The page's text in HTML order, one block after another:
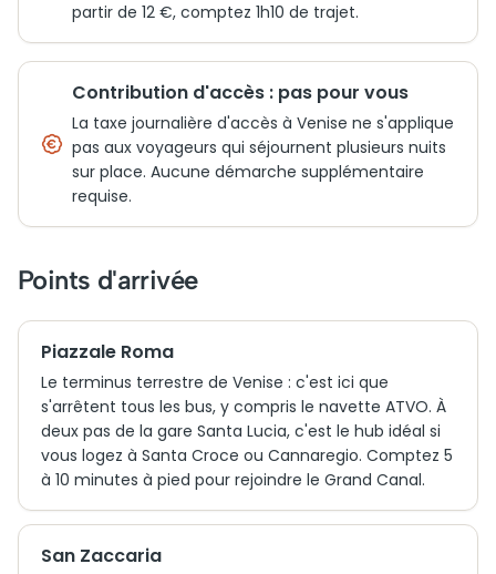
partir de 12 €, comptez 1h10 de trajet.
Contribution d'accès : pas pour vous
La taxe journalière d'accès à Venise ne s'applique
pas aux voyageurs qui séjournent plusieurs nuits
sur place. Aucune démarche supplémentaire
requise.
Points d'arrivée
Piazzale Roma
Le terminus terrestre de Venise : c'est ici que
s'arrêtent tous les bus, y compris le navette ATVO. À
deux pas de la gare Santa Lucia, c'est le hub idéal si
vous logez à Santa Croce ou Cannaregio. Comptez 5
à 10 minutes à pied pour rejoindre le Grand Canal.
San Zaccaria